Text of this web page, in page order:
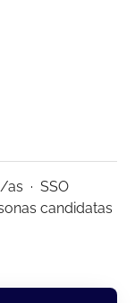
as · SSO
candidatas